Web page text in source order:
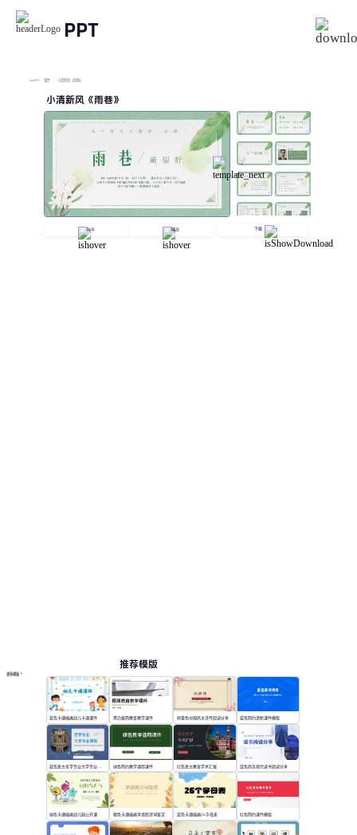
PPT
imyPPT / 课件 / 小清新风《雨巷》
小清新风《雨巷》
分享 播放 下载
推荐模版
更多模板
蓝色卡通插画幼儿卡通课件 黑白极简教育教学课件 棕黄色中国风水浒传阅读分享 蓝色简约清新课件模版
绿色简约教学通用课件 红色复古教育学术汇报 蓝色商务现代读书阅读分享
绿色卡通插画幼儿园公开课 橙色卡通插画李清照诗词鉴赏 蓝色卡通插画26字母表 红色简约课件模版